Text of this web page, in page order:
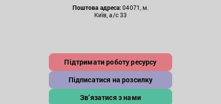
Поштова адреса:04071, м.
Київ, а/с 33
Підтримати роботу ресурсу
Підписатися на розсилку
Зв’язатися з нами